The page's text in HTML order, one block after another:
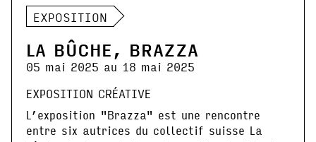
EXPOSITION
LA BÛCHE, BRAZZA
05 mai 2025 au 18 mai 2025
EXPOSITION CRÉATIVE
L’exposition "Brazza" est une rencontre
entre six autrices du collectif suisse La